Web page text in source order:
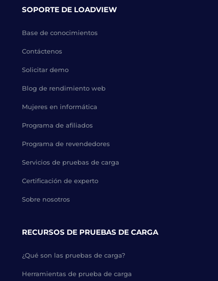
SOPORTE DE LOADVIEW
Base de conocimientos
Contáctenos
Solicitar demo
Blog de rendimiento web
Mujeres en informática
Programa de afiliados
Programa de revendedores
Servicios de pruebas de carga
Certificación de experto
Sobre nosotros
RECURSOS DE PRUEBAS DE CARGA
¿Qué son las pruebas de carga?
Herramientas de prueba de carga